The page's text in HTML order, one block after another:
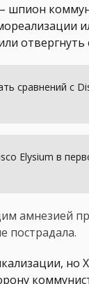
шпион
сравнений с
Elysium в
амнезией
пострадала.
но